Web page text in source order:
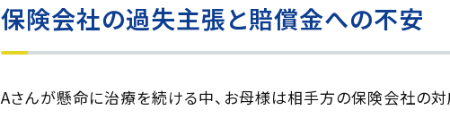
保険会社の過失主張と賠償金への不安
Aさんが懸命に治療を続ける中、お母様は相手方の保険会社の対